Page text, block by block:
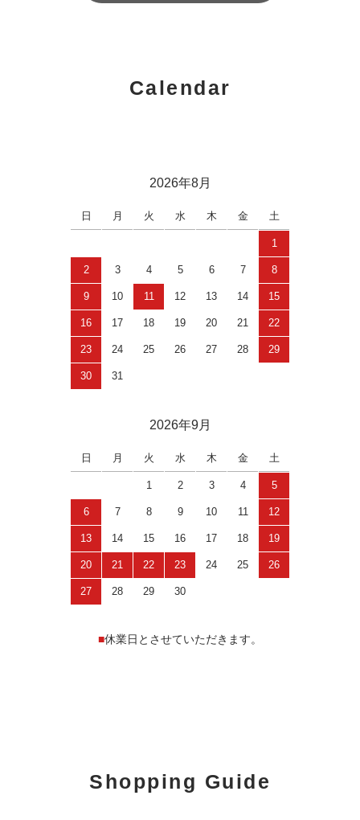
Calendar
2026年8月
日 月 火 水 木 金 土
1
2 3 4 5 6 7 8
9 10 11 12 13 14 15
16 17 18 19 20 21 22
23 24 25 26 27 28 29
30 31
2026年9月
日 月 火 水 木 金 土
1 2 3 4 5
6 7 8 9 10 11 12
13 14 15 16 17 18 19
20 21 22 23 24 25 26
27 28 29 30
■休業日とさせていただきます。
Shopping Guide